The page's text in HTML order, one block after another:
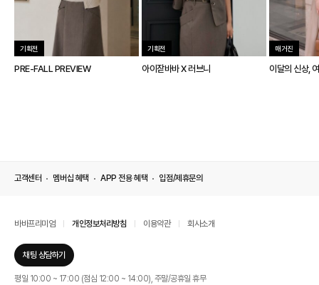
기획전
PRE-FALL PREVIEW
기획전
아이잗바바 X 러브니
매거진
이달의 신상,
고객센터 멤버십 혜택 APP 전용 혜택 입점/제휴문의
바바프리미엄 개인정보처리방침 이용약관 회사소개
채팅 상담하기
평일 10:00 ~ 17:00 (점심 12:00 ~ 14:00), 주말/공휴일 휴무